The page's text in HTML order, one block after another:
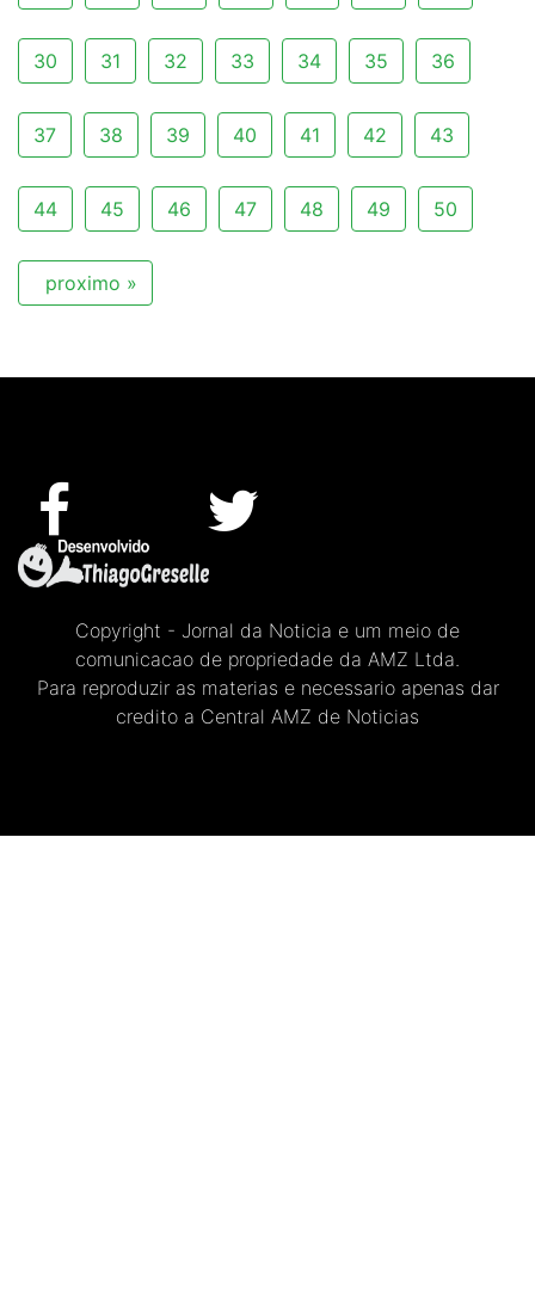
30 31 32 33 34 35 36
37 38 39 40 41 42 43
44 45 46 47 48 49 50
proximo »
Copyright - Jornal da Noticia e um meio de
comunicacao de propriedade da AMZ Ltda.
Para reproduzir as materias e necessario apenas dar
credito a Central AMZ de Noticias